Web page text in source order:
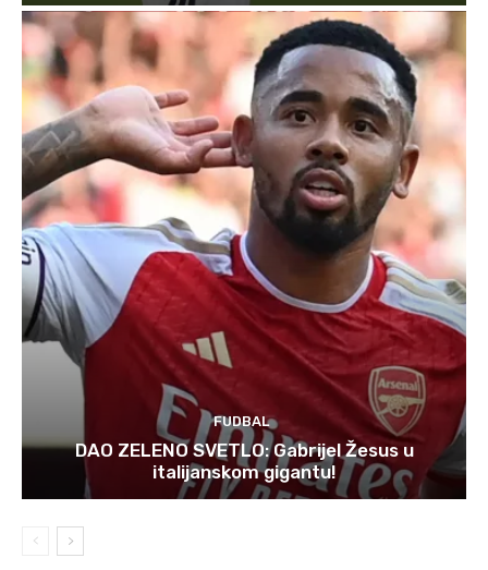
FUDBAL
DAO ZELENO SVETLO: Gabrijel Žesus u
italijanskom gigantu!